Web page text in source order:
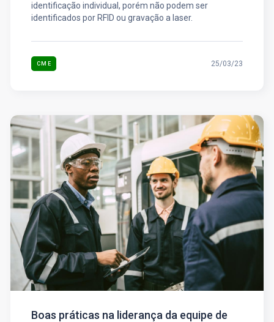
identificação individual, porém não podem ser
identificados por RFID ou gravação a laser.
CME 25/03/23
Boas práticas na liderança da equipe de